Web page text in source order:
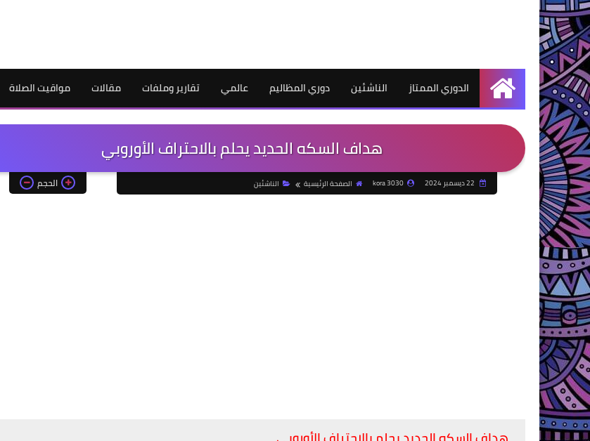
الرئيسية
الدوري الممتاز الناشئين دوري المظاليم عالمي تقارير وملفات مقالات مواقيت الصلاة
هداف السكه الحديد يحلم بالاحتراف الأوروبي
kora 3030 الصفحة الرئيسية الناشئين الحجم